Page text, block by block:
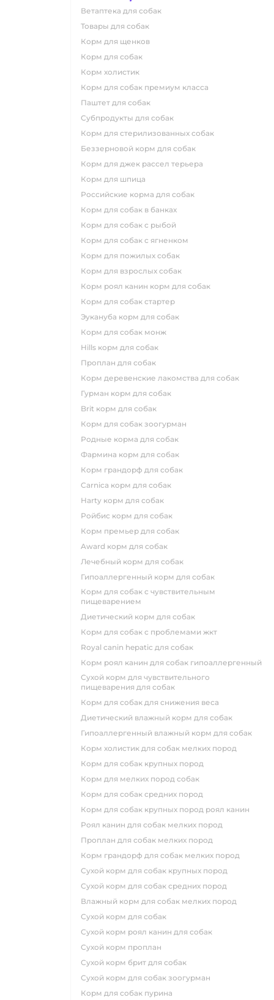
ветаптека для собак
товары для собак
корм для щенков
корм для собак
корм холистик
корм для собак премиум класса
паштет для собак
субпродукты для собак
корм для стерилизованных собак
беззерновой корм для собак
корм для джек рассел терьера
корм для шпица
российские корма для собак
корм для собак в банках
корм для собак с рыбой
корм для собак с ягненком
корм для пожилых собак
корм для взрослых собак
корм роял канин корм для собак
корм для собак стартер
эукануба корм для собак
корм для собак монж
hills корм для собак
проплан для собак
корм деревенские лакомства для собак
гурман корм для собак
brit корм для собак
корм для собак зоогурман
родные корма для собак
фармина корм для собак
корм грандорф для собак
carnica корм для собак
harty корм для собак
ройбис корм для собак
корм премьер для собак
award корм для собак
лечебный корм для собак
гипоаллергенный корм для собак
корм для собак с чувствительным
пищеварением
диетический корм для собак
корм для собак с проблемами жкт
royal canin hepatic для собак
корм роял канин для собак гипоаллергенный
сухой корм для чувствительного
пищеварения для собак
корм для собак для снижения веса
диетический влажный корм для собак
гипоаллергенный влажный корм для собак
корм холистик для собак мелких пород
корм для собак крупных пород
корм для мелких пород собак
корм для собак средних пород
корм для собак крупных пород роял канин
роял канин для собак мелких пород
проплан для собак мелких пород
корм грандорф для собак мелких пород
сухой корм для собак крупных пород
сухой корм для собак средних пород
влажный корм для собак мелких пород
сухой корм для собак
сухой корм роял канин для собак
сухой корм проплан
сухой корм брит для собак
сухой корм для собак зоогурман
корм для собак пурина